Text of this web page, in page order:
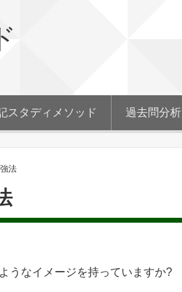
スタディメソッド 過去問分析
法
うなイメージを持っていますか?